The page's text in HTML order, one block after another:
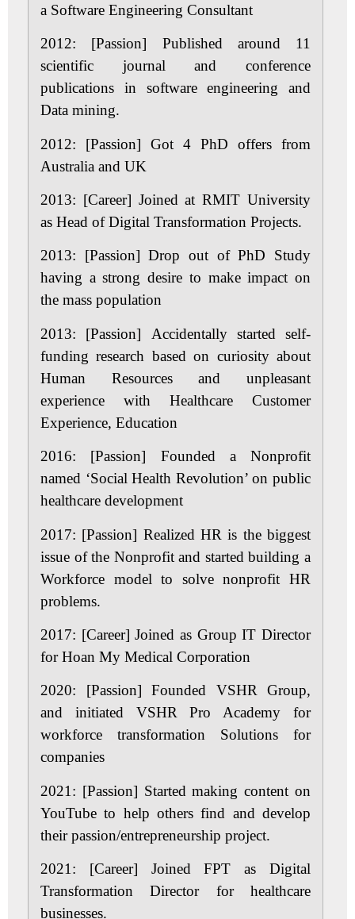
a Software Engineering Consultant
2012: [Passion] Published around 11
scientific journal and conference
publications in software engineering and
Data mining.
2012: [Passion] Got 4 PhD offers from
Australia and UK
2013: [Career] Joined at RMIT University
as Head of Digital Transformation Projects.
2013: [Passion] Drop out of PhD Study
having a strong desire to make impact on
the mass population
2013: [Passion] Accidentally started self-
funding research based on curiosity about
Human Resources and unpleasant
experience with Healthcare Customer
Experience, Education
2016: [Passion] Founded a Nonprofit
named ‘Social Health Revolution’ on public
healthcare development
2017: [Passion] Realized HR is the biggest
issue of the Nonprofit and started building a
Workforce model to solve nonprofit HR
problems.
2017: [Career] Joined as Group IT Director
for Hoan My Medical Corporation
2020: [Passion] Founded VSHR Group,
and initiated VSHR Pro Academy for
workforce transformation Solutions for
companies
2021: [Passion] Started making content on
YouTube to help others find and develop
their passion/entrepreneurship project.
2021: [Career] Joined FPT as Digital
Transformation Director for healthcare
businesses.